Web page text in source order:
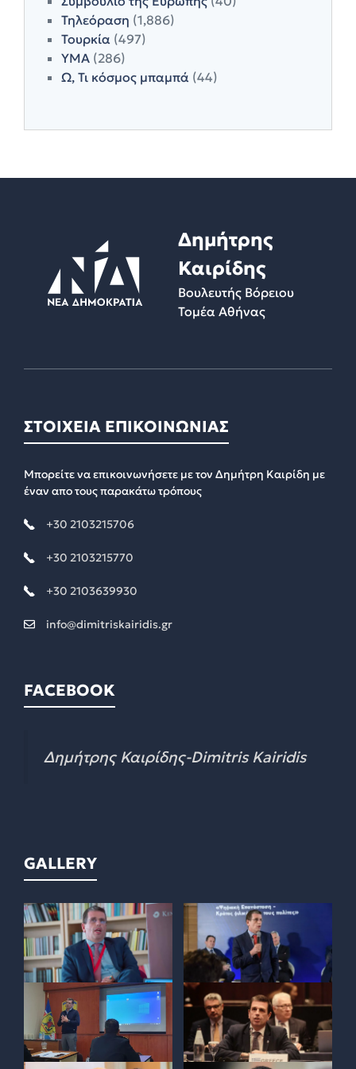
Τηλεόραση (1,886)
Τουρκία (497)
ΥΜΑ (286)
Ω, Τι κόσμος μπαμπά (44)
Δημήτρης
Καιρίδης
Βουλευτής Βόρειου
Τομέα Αθήνας
ΣΤΟΙΧΕΙΑ ΕΠΙΚΟΙΝΩΝΙΑΣ
Μπορείτε να επικοινωνήσετε με τον Δημήτρη Καιρίδη με
έναν απο τους παρακάτω τρόπους
+30 2103215706
+30 2103215770
+30 2103639930
info@dimitriskairidis.gr
FACEBOOK
Δημήτρης Καιρίδης-Dimitris Kairidis
GALLERY